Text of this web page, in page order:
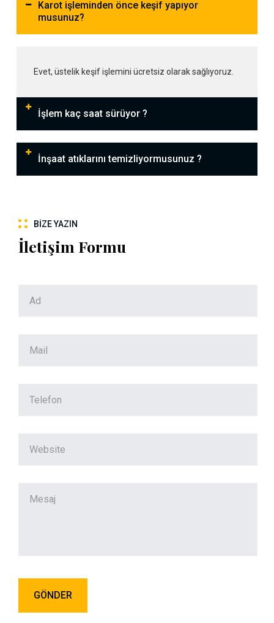
Karot işleminden önce keşif yapıyor
musunuz?
Evet, üstelik keşif işlemini ücretsiz olarak sağlıyoruz.
İşlem kaç saat sürüyor ?
İnşaat atıklarını temizliyormusunuz ?
BIZE YAZIN
İletişim Formu